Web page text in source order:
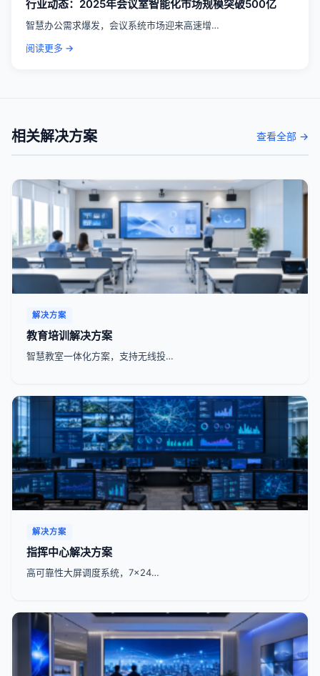
行业动态：2025年会议室智能化市场规模突破500亿
智慧办公需求爆发，会议系统市场迎来高速增…
阅读更多 →
相关解决方案 查看全部 →
解决方案
教育培训解决方案
智慧教室一体化方案，支持无线投…
解决方案
指挥中心解决方案
高可靠性大屏调度系统，7x24…